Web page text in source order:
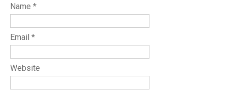
Name *
Email *
Website